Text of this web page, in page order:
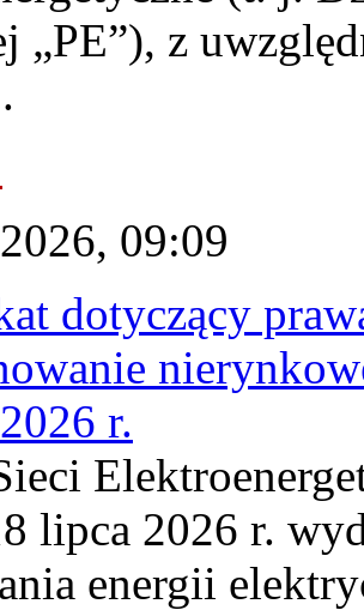
„PE”), z
09:09
dotyczący
r.
lipca 2026 r.
energii